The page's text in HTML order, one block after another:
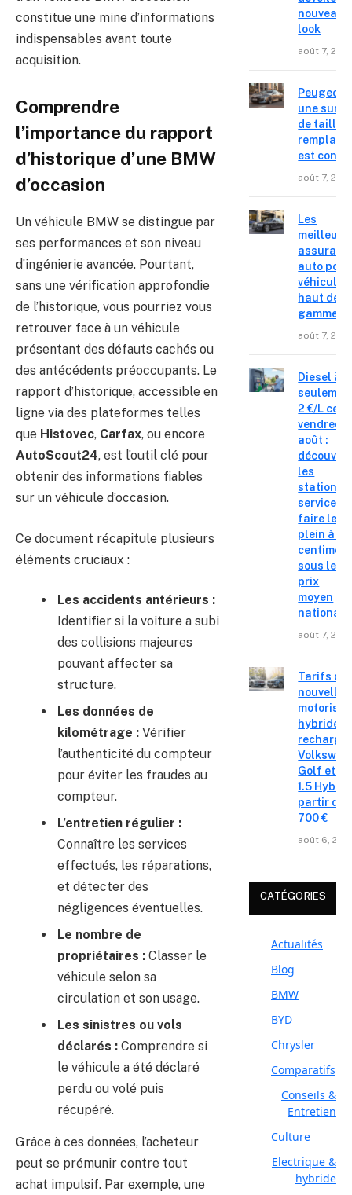
constitue une mine d’informations
indispensables avant toute
acquisition.
Comprendre
l’importance du rapport
d’historique d’une BMW
d’occasion
Un véhicule BMW se distingue par
ses performances et son niveau
d’ingénierie avancée. Pourtant,
sans une vérification approfondie
de l’historique, vous pourriez vous
retrouver face à un véhicule
présentant des défauts cachés ou
des antécédents préoccupants. Le
rapport d’historique, accessible en
ligne via des plateformes telles
que Histovec, Carfax, ou encore
AutoScout24, est l’outil clé pour
obtenir des informations fiables
sur un véhicule d’occasion.
Ce document récapitule plusieurs
éléments cruciaux :
Les accidents antérieurs :
Identifier si la voiture a subi
des collisions majeures
pouvant affecter sa
structure.
Les données de
kilométrage : Vérifier
l’authenticité du compteur
pour éviter les fraudes au
compteur.
L’entretien régulier :
Connaître les services
effectués, les réparations,
et détecter des
négligences éventuelles.
Le nombre de
propriétaires : Classer le
véhicule selon sa
circulation et son usage.
Les sinistres ou vols
déclarés : Comprendre si
le véhicule a été déclaré
perdu ou volé puis
récupéré.
Grâce à ces données, l’acheteur
peut se prémunir contre tout
achat impulsif. Par exemple, une
nouveau
look
août 7,
Peugeot
une
de taille,
est
août 7,
Les
auto pour
véhicules
haut de
gamme
août 7,
Diesel à
2 €/L ce
vendredi
août :
les
stations-
service où
faire le
plein à 19
centimes
sous le
prix
moyen
national
août 7,
Tarifs
nouvelles
hybrides
Golf et T-
1.5 Hybrid
partir de
700 €
août 6,
CATÉGORIES
Actualités
Blog
BMW
BYD
Chrysler
Comparatifs
Conseils &
Entretien
Culture
Electrique &
hybride